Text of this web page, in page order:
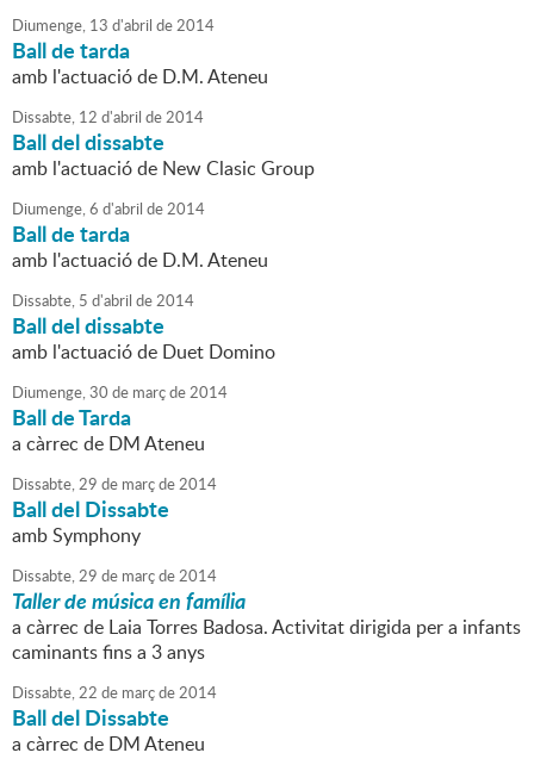
Diumenge, 13 d'abril de2014
Ball de tarda
amb l'actuació de D.M. Ateneu
Dissabte, 12 d'abril de2014
Ball del dissabte
amb l'actuació de New Clasic Group
Diumenge,6 d'abril de2014
Ball de tarda
amb l'actuació de D.M. Ateneu
Dissabte, 5 d'abril de2014
Ball del dissabte
amb l'actuació de Duet Domino
Diumenge,30 de marçde2014
Ball de Tarda
a càrrec de DM Ateneu
Dissabte,29 de marçde2014
Ball del Dissabte
amb Symphony
Dissabte,29 de marçde2014
Taller de música en família
a càrrec de Laia Torres Badosa. Activitat dirigida per a infants
caminants fins a 3 anys
Dissabte,22 de marçde2014
Ball del Dissabte
a càrrec de DM Ateneu